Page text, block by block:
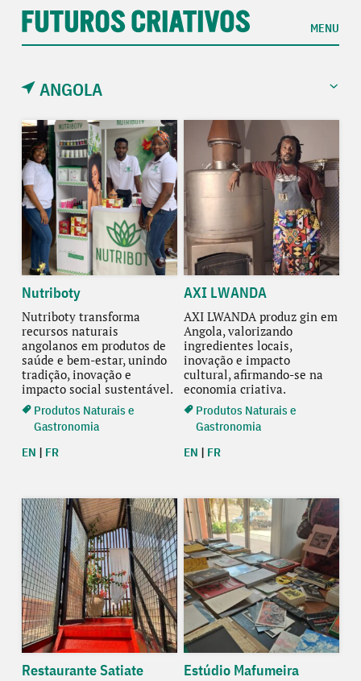
MENU
ANGOLA
Nutriboty
Nutriboty transforma
recursos naturais
angolanos em produtos de
saúde e bem-estar, unindo
tradição, inovação e
impacto social sustentável.
Produtos Naturais e
Gastronomia
EN | FR
AXI LWANDA
AXI LWANDA produz gin em
Angola, valorizando
ingredientes locais,
inovação e impacto
cultural, afirmando-se na
economia criativa.
Produtos Naturais e
Gastronomia
EN | FR
Restaurante Satiate Estúdio Mafumeira